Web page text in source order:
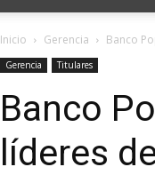
Inicio Gerencia Banco
Gerencia Titulares
Banco
líderes